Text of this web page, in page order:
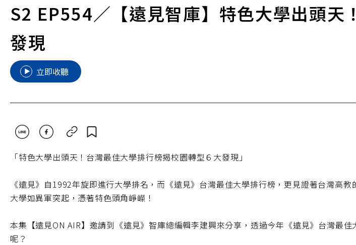
S2 EP554／【遠見智庫】特色大學出頭
發現
立即收聽
「特色大學出頭天！台灣最佳大學排行榜揭校園轉型６大發現」
《遠見》自1992年旋即進行大學排名，而《遠見》台灣最佳大學排行榜，更見證著台灣高
大學如異軍突起，憑著特色頭角崢嶸！
本集【遠見ON AIR】邀請到《遠見》智庫總編輯李建興來分享，透過今年《遠見》台灣最
呢？